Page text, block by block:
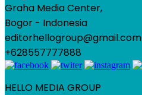
Graha Media Center,
Bogor - Indonesia
editorhellogroup@gmail.com
+628557777888
HELLO MEDIA GROUP